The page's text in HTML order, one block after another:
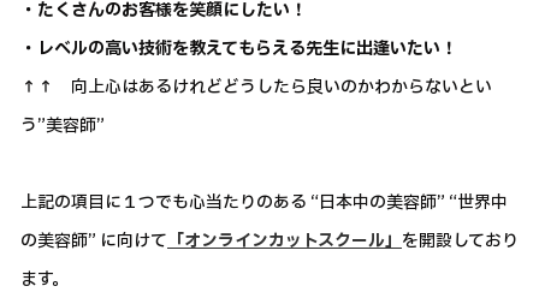
・たくさんのお客様を笑顔にしたい！
・レベルの高い技術を教えてもらえる先生に出逢いたい！
↑↑ 向上心はあるけれどどうしたら良いのかわからないとい
う”美容師”
上記の項目に１つでも心当たりのある “日本中の美容師” “世界中
の美容師” に向けて 「オンラインカットスクール」 を開設しており
ます。